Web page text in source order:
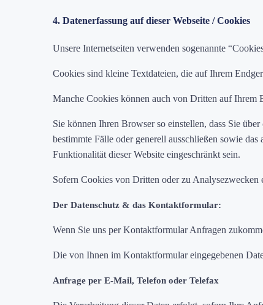
4. Datenerfassung auf dieser Webseite / Cookies
Unsere Internetseiten verwenden sogenannte
Cookies sind kleine Textdateien, die auf Ihrem
Manche Cookies können auch von Dritten auf Ihrem
Sie können Ihren Browser so einstellen, dass Sie
bestimmte Fälle oder generell ausschließen sowie
Funktionalität dieser Website eingeschränkt sein.
Sofern Cookies von Dritten oder zu
Der Datenschutz & das Kontaktformular:
Wenn Sie uns per Kontaktformular Anfragen
Die von Ihnen im Kontaktformular eingegebenen
Anfrage per E-Mail, Telefon oder Telefax